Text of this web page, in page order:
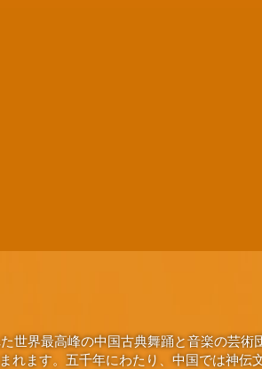
世界最高峰の中国古典舞踊と音楽の芸
れます。五千年にわたり、中国では神